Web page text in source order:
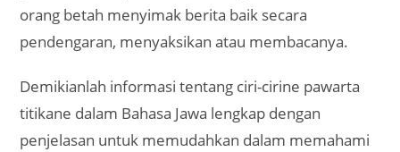
orang betah menyimak berita baik secara
pendengaran, menyaksikan atau membacanya.
Demikianlah informasi tentang ciri-cirine pawarta
titikane dalam Bahasa Jawa lengkap dengan
penjelasan untuk memudahkan dalam memahami